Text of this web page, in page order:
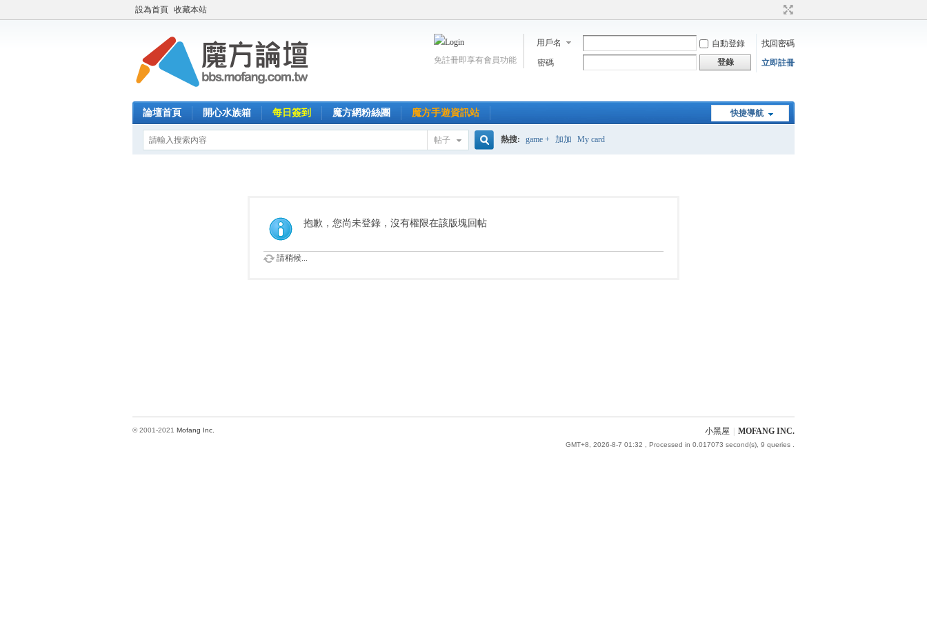
設為首頁 收藏本站
用戶名 自動登錄
找回密碼
密碼
登錄 立即註冊
免註冊即享有會員功能
快捷導航
論壇首頁 開心水族箱 每日簽到 魔方網粉絲團 魔方手遊資訊站
帖子
索
熱搜: game + 加加 My card
抱歉，您尚未登錄，沒有權限在該版塊回帖
請稍候...
小黑屋 MOFANG INC.
GMT+8, 2026-8-7 01:32 , Processed in 0.017073 second(s), 9 queries .
© 2001-2021 Mofang Inc.